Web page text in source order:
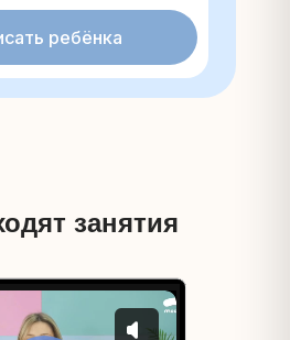
ребёнка
занятия